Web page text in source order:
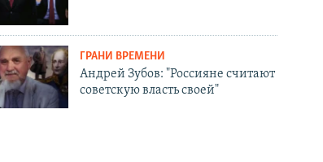
ГРАНИ ВРЕМЕНИ
Андрей Зубов: "Россияне считают
советскую власть своей"